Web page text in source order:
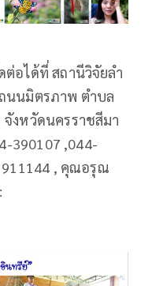
ต่อได้ที่ สถานีวิจัยลำ
นนมิตรภาพ ตำบล
งหวัดนครราชสีมา
390107 ,044-
, คุณอรุณ